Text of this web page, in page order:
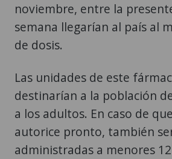
noviembre, entre la
semana llegarían al país al
de dosis.
Las unidades de este
destinarían a la población
a los adultos. En caso de
autorice pronto, también
administradas a menores